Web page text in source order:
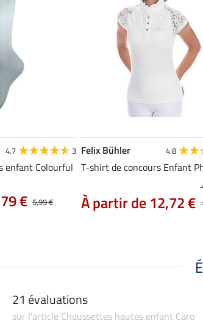
4.7 3
enfant Colourful
5,99 €
€
Felix Bühler 4.8
T-shirt de concours Enfant
À partir de 12,72 €
21 évaluations
sur l'article Chaussettes hautes enfant Caro